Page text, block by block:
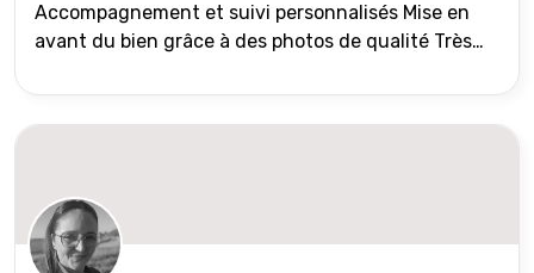
Accompagnement et suivi personnalisés Mise en
avant du bien grâce à des photos de qualité Très
international) Validation du financement des
acquéreurs auprès de partenaires financiers
réseau Iad France et Iad Deutschland Inter agence